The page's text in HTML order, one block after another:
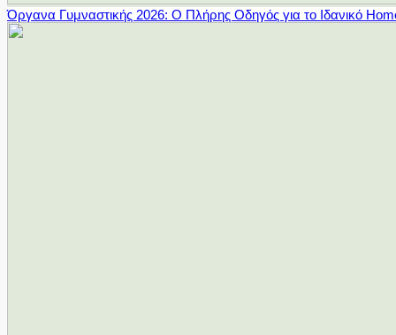
Όργανα Γυμναστικής 2026: Ο Πλήρης Οδηγός για το Ιδανικό